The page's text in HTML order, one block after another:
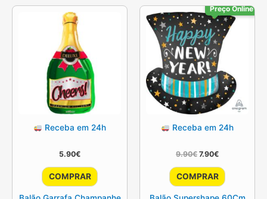
Receba em 24h
5.90€
COMPRAR
Preço Online
Receba em 24h
9.90€ O
original
era:
7.90€O
atual
é:
COMPRAR